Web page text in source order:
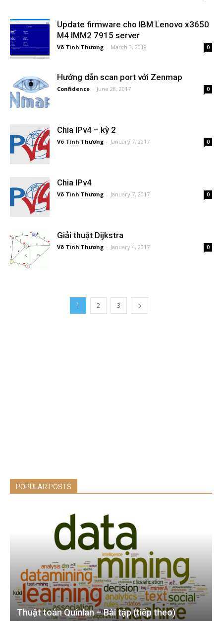
Update firmware cho IBM Lenovo x3650
M4 IMM2 7915 server
Võ Tình Thương - March 3, 2018 0
Hướng dẫn scan port với Zenmap
Confidence - June 28, 2017 0
Chia IPv4 – kỳ 2
Võ Tình Thương - January 7, 2017 0
Chia IPv4
Võ Tình Thương - January 7, 2017 0
Giải thuật Dijkstra
Võ Tình Thương - January 4, 2017 0
1 2 3
POPULAR POSTS
Thuật toán Quinlan – Bài tập (tiếp theo)